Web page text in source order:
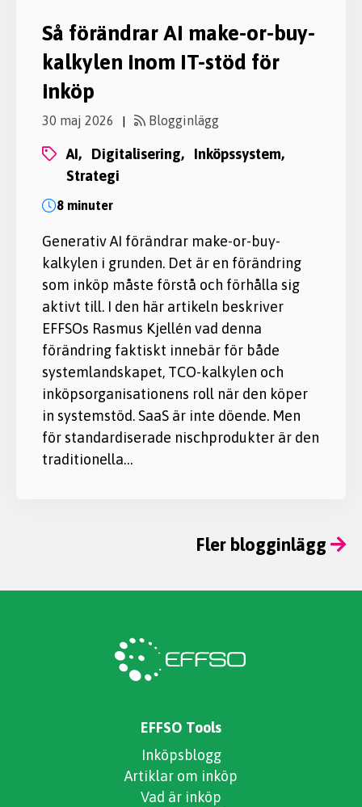
Så förändrar AI make-or-buy-
kalkylen inom IT-stöd för
inköp
30 maj 2026 | Blogginlägg
AI, digitalisering,
inköpssystem,
strategi
8 minuter
Generativ AI förändrar make-or-buy-
kalkylen i grunden. Det är en förändring
som inköp måste förstå och förhålla sig
aktivt till. I den här artikeln beskriver
EFFSOs Rasmus Kjellén vad denna
förändring faktiskt innebär för både
systemlandskapet, TCO-kalkylen och
inköpsorganisationens roll när den köper
in systemstöd. SaaS är inte döende. Men
för standardiserade nischprodukter är den
traditionella…
Fler blogginlägg
EFFSO Tools
Inköpsblogg
Artiklar om inköp
Vad är inköp